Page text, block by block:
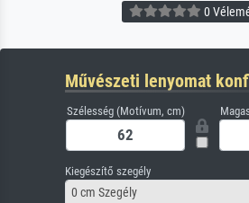
0
Művészeti lenyomat
Szélesség (Motívum, cm)
Kiegészítő szegély
0 cm Szegély